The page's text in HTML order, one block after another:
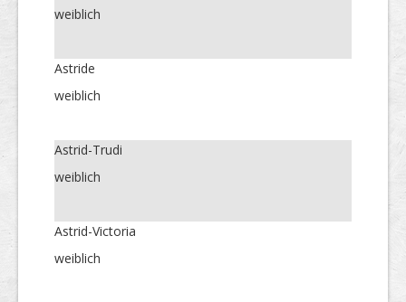
weiblich
Astride
weiblich
Astrid-Trudi
weiblich
Astrid-Victoria
weiblich